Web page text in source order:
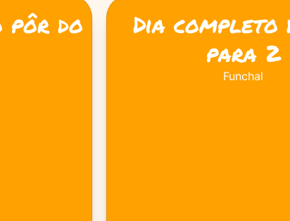
pôr do
Dia completo
para 2
Funchal